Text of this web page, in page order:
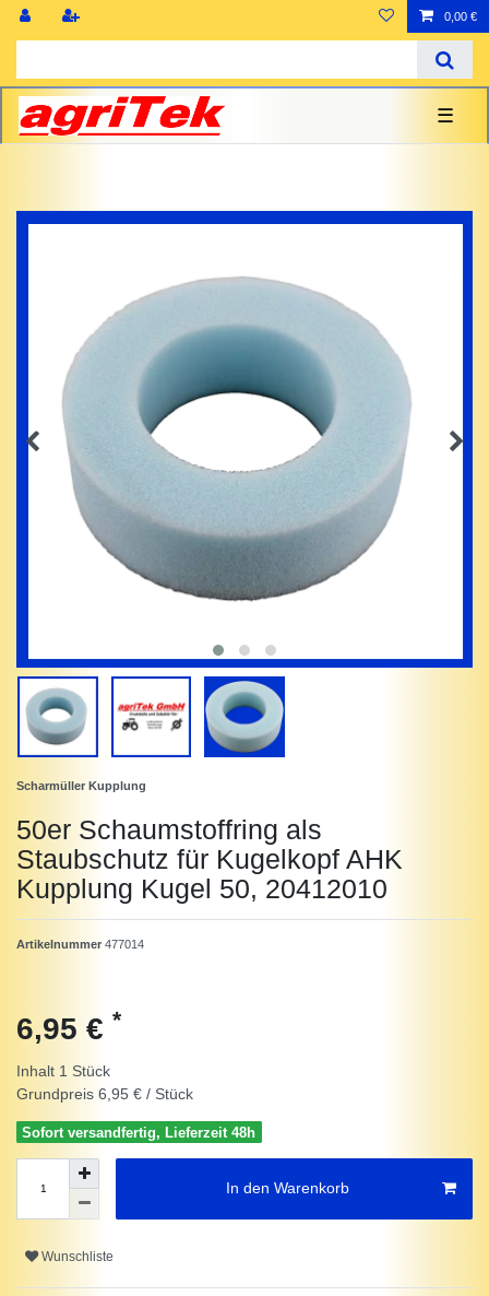
0,00 €
☰
Scharmüller Kupplung
50er Schaumstoffring als
Staubschutz für Kugelkopf AHK
Kupplung Kugel 50, 20412010
Artikelnummer 477014
6,95 € *
Inhalt 1 Stück
Grundpreis 6,95 € / Stück
Sofort versandfertig, Lieferzeit 48h
In den Warenkorb
Wunschliste